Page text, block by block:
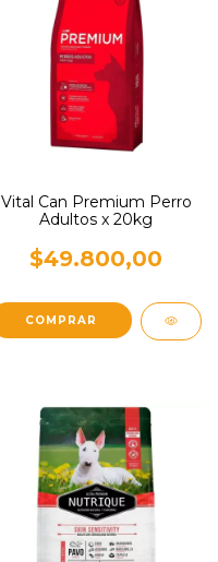
Vital Can Premium Perro
Adultos x 20kg
$49.800,00